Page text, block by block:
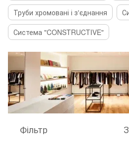
Труби хромовані і з'єднання
Система "CONSTRUCTIVE"
Фільтр